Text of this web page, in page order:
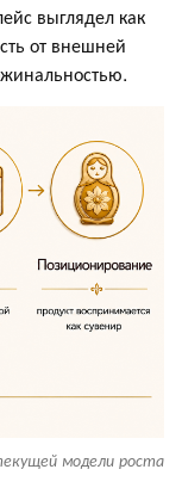
выглядел как
от внешней
модели роста